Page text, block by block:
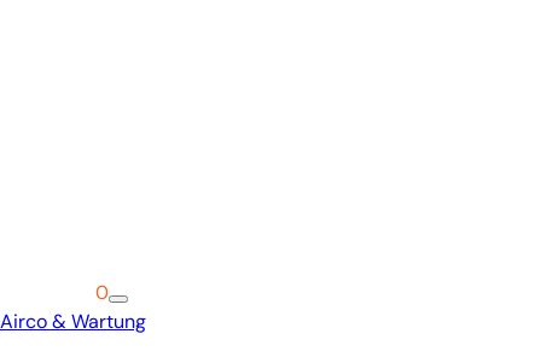
0
Airco & Wartung